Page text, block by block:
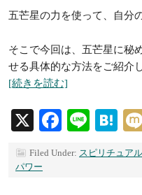
五芒星の力を使って、自分
そこで今回は、五芒星に秘
せる具体的な方法をご紹介
[続きを読む]
X Facebook
Line
Filed Under: スピリチュアル
パワー